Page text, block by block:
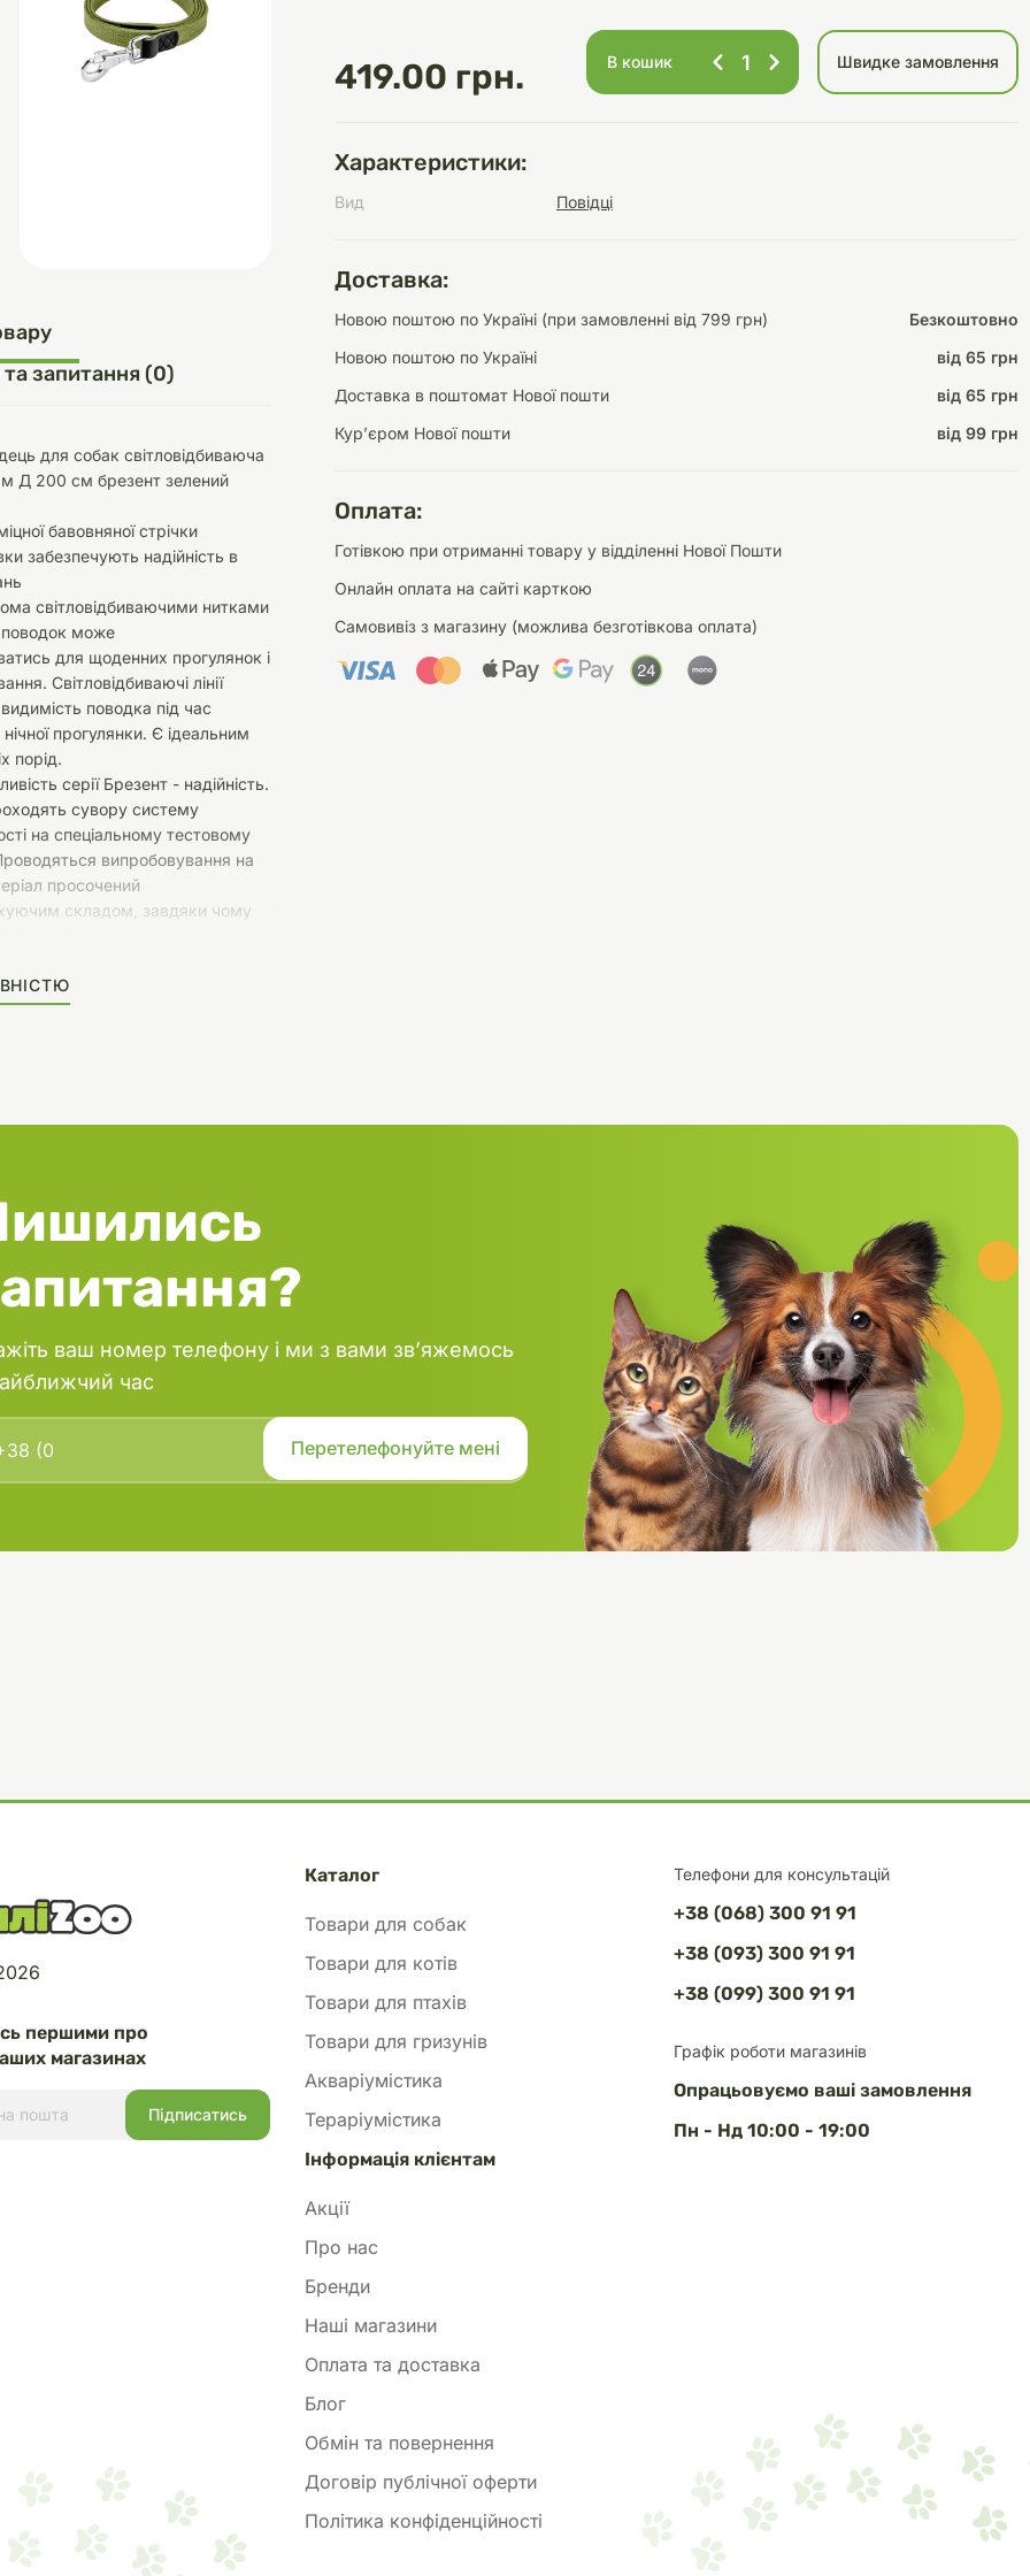
Переноски Автоаксесуари
Інструменти для
догляду
Обігрівачі
Засоби для догляду Декорації
Аксесуари
419.00 грн. В кошик Швидке замовлення
Характеристики:
Вид Повідці
Доставка:
Новою поштою по Україні (при замовленні від 799 грн)
Безкоштовно
Новою поштою по Україні
від 65 грн
Доставка в поштомат Нової пошти
від 65 грн
Курʼєром Нової пошти
від 99 грн
Оплата:
Готівкою при отриманні товару у відділенні Нової Пошти
Онлайн оплата на сайті карткою
Самовивіз з магазину (можлива безготівкова оплата)
та запитання (0)
для собак світловідбиваюча
Д 200 см брезент зелений
бавовняної стрічки
забезпечують надійність в
світловідбиваючими нитками
може
для щоденних прогулянок і
Світловідбиваючі лінії
поводка під час
нічної прогулянки. Є ідеальним
порід.
серії Брезент - надійність.
сувору систему
на спеціальному тестовому
випробовування на
просочений
складом, завдяки чому
ваш номер телефону і ми з вами зв’яжемось
час
Телефони для консультацій
+38 (068) 300 91 91
+38 (093) 300 91 91
+38 (099) 300 91 91
Графік роботи магазинів
Опрацьовуємо ваші замовлення
Пн - Нд 10:00 - 19:00
першими про
магазинах
Каталог
Товари для собак
Товари для котів
Товари для птахів
Товари для гризунів
Акваріумістика
Тераріумістика
Інформація клієнтам
Акції
Про нас
Бренди
Наші магазини
Оплата та доставка
Блог
Обмін та повернення
Договір публічної оферти
Політика конфіденційності